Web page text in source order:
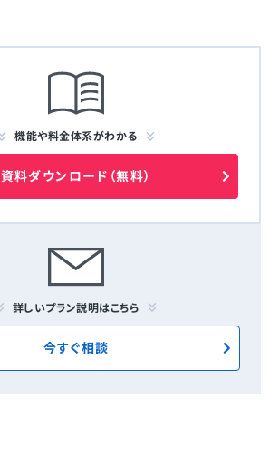
機能や料金体系がわかる
資料ダウンロード（無料）
詳しいプラン説明はこちら
今すぐ相談